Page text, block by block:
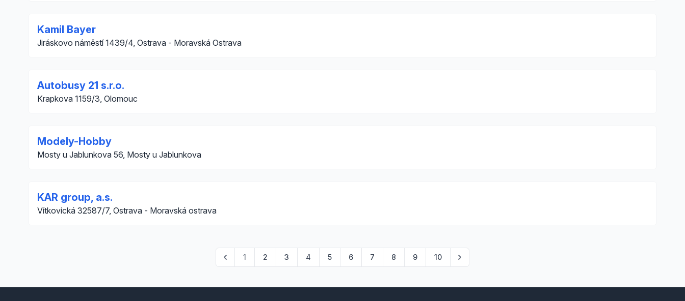
Kamil Bayer
Jiráskovo náměstí 1439/4, Ostrava - Moravská Ostrava
Autobusy 21 s.r.o.
Krapkova 1159/3, Olomouc
Modely-Hobby
Mosty u Jablunkova 56, Mosty u Jablunkova
KAR group, a.s.
Vítkovická 32587/7, Ostrava - Moravská ostrava
1 2 3 4 5 6 7 8 9 10